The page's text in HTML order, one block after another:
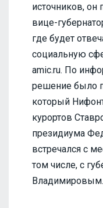
источников, он
вице-
где будет
социальную
amic.ru. По
решение было
который
курортов
президиума
встречался с
том числе, с
Владимировым.